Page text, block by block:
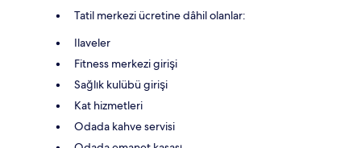
Tatil merkezi ücretine dâhil olanlar:
Ilaveler
Fitness merkezi girişi
Sağlık kulübü girişi
Kat hizmetleri
Odada kahve servisi